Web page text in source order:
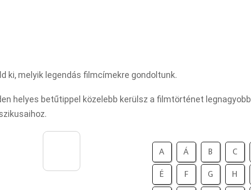
ki, melyik legendás filmcímekre gondoltunk.
helyes betűtippel közelebb kerülsz a filmtörténet legnagyobb
A Á B C
É
F G H